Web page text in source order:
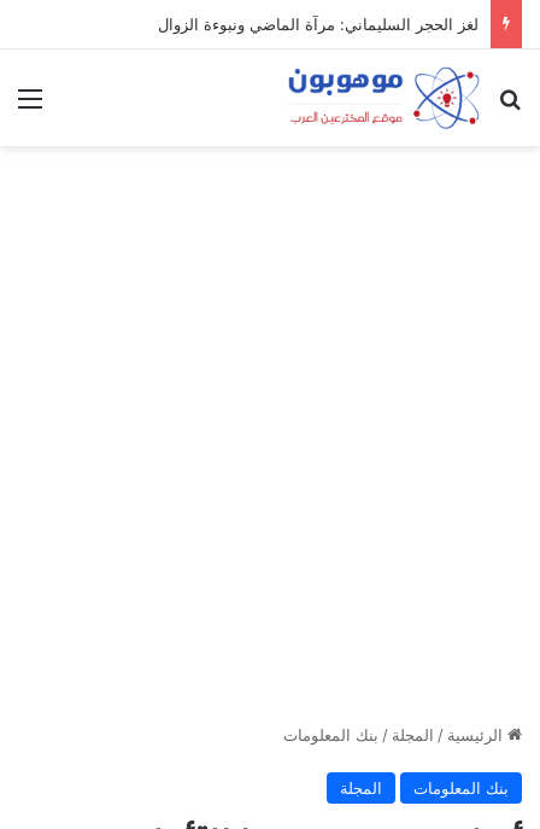
لغز الحجر السليماني: مرآة الماضي ونبوءة الزوال
بحث عن
الرئيسية / المجلة / بنك المعلومات
بنك المعلومات المجلة